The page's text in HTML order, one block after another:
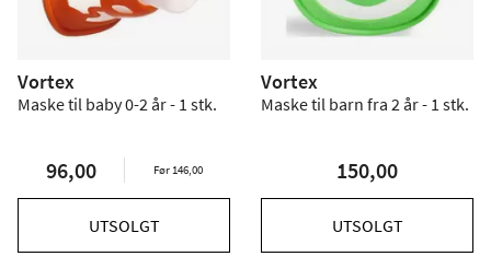
Vortex
Maske til baby 0-2 år - 1 stk.
96,00 Før 146,00
UTSOLGT
Vortex
Maske til barn fra 2 år - 1 stk.
150,00
UTSOLGT